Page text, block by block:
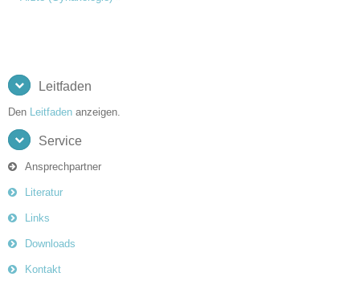
Leitfaden
Den Leitfaden anzeigen.
Service
Ansprechpartner
Literatur
Links
Downloads
Kontakt